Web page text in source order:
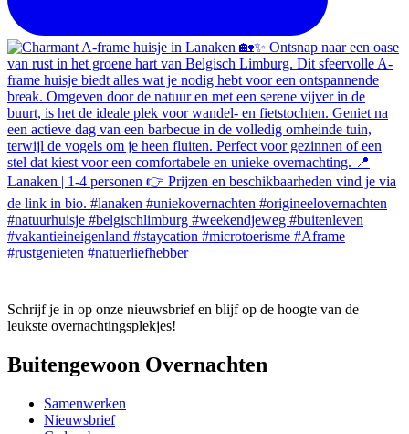
Schrijf je in op onze nieuwsbrief en blijf op de hoogte van de
leukste overnachtingsplekjes!
Buitengewoon Overnachten
Samenwerken
Nieuwsbrief